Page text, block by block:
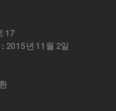
17
2015년 11월 2일